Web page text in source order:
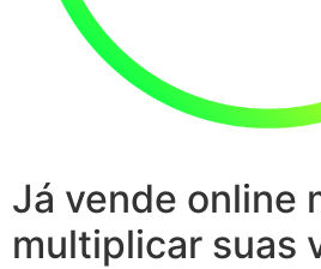
Já vende online
multiplicar suas